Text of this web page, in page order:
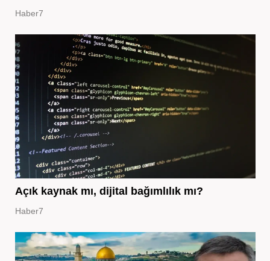
Haber7
Açık kaynak mı, dijital bağımlılık mı?
Haber7